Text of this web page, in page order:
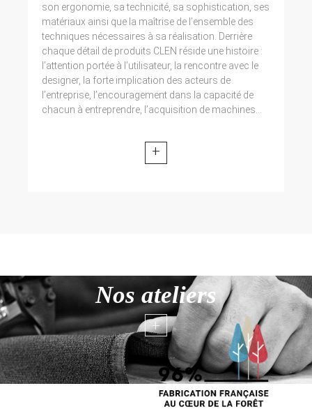
son ergonomie, sa technicité, sa sophistication, ses
matériaux ainsi que la maîtrise de l’ensemble des
techniques nécessaires à sa réalisation. Derrière
chaque détail de produits CLEN réside une histoire :
l’attention portée à l’utilisateur, la rencontre avec le
designer, la forte implication des acteurs de
l’entreprise, l’encouragement dans la capacité de
chacun à entreprendre, l’acquisition de machines...
+
Nos ateliers
+